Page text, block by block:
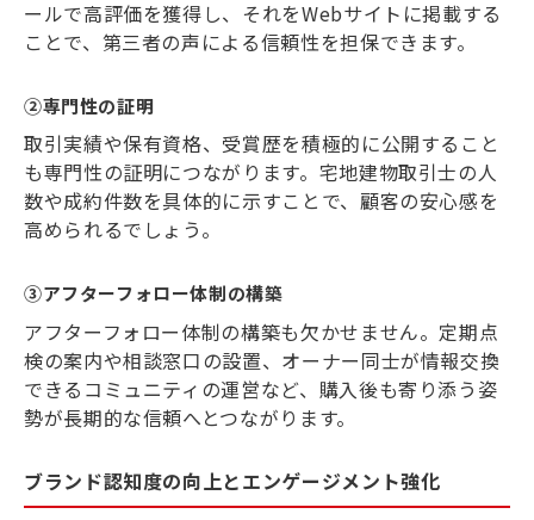
ールで高評価を獲得し、それをWebサイトに掲載する
ことで、第三者の声による信頼性を担保できます。
②専門性の証明
取引実績や保有資格、受賞歴を積極的に公開すること
も専門性の証明につながります。宅地建物取引士の人
数や成約件数を具体的に示すことで、顧客の安心感を
高められるでしょう。
③アフターフォロー体制の構築
アフターフォロー体制の構築も欠かせません。定期点
検の案内や相談窓口の設置、オーナー同士が情報交換
できるコミュニティの運営など、購入後も寄り添う姿
勢が長期的な信頼へとつながります。
ブランド認知度の向上とエンゲージメント強化